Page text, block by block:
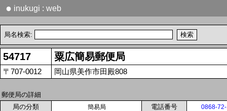
● inukugi : web
局名検索:
54717 粟広簡易郵便局
〒707-0012 岡山県美作市田殿808
郵便局の詳細
局の分類
簡易局 電話番号 0868-